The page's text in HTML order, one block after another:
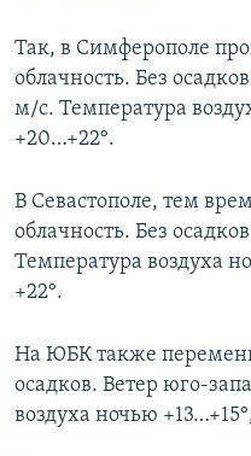
Так, в Симферополе
облачность. Без
м/с. Температура
+20…+22°.
В Севастополе, тем
облачность. Без
Температура воздуха
+22°.
На ЮБК также
осадков. Ветер юго-
воздуха ночью